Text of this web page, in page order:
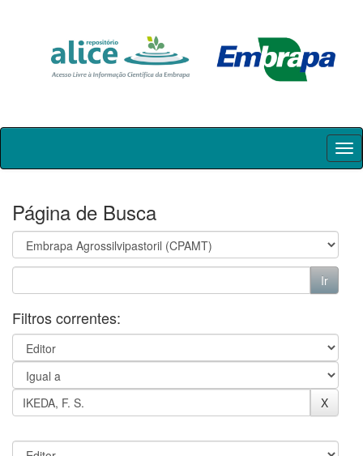
Skip
Página de Busca
Filtros correntes: